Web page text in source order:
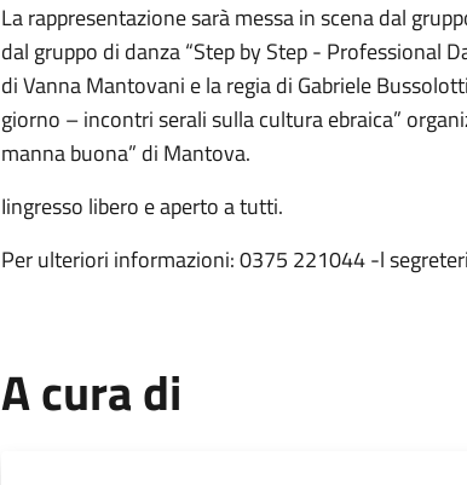
La rappresentazione sarà messa in scena dal
dal gruppo di danza “Step by Step - Professional
di Vanna Mantovani e la regia di Gabriele
giorno – incontri serali sulla cultura ebraica”
manna buona” di Mantova.
Iingresso libero e aperto a tutti.
Per ulteriori informazioni: 0375 221044 -l
A cura di